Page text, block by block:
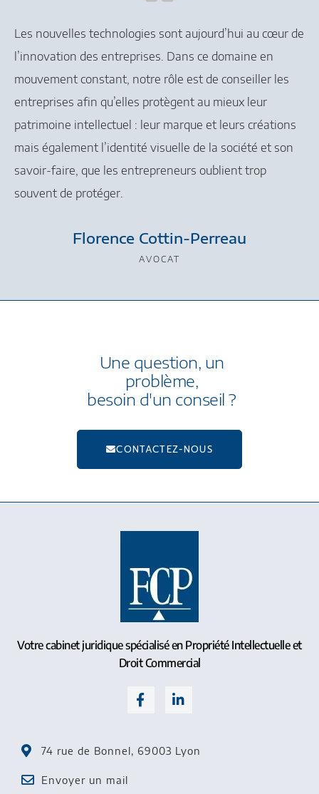
Les nouvelles technologies sont aujourd’hui au cœur de
l’innovation des entreprises. Dans ce domaine en
mouvement constant, notre rôle est de conseiller les
entreprises afin qu’elles protègent au mieux leur
patrimoine intellectuel : leur marque et leurs créations
mais également l’identité visuelle de la société et son
savoir-faire, que les entrepreneurs oublient trop
souvent de protéger.
Florence Cottin-Perreau
AVOCAT
Une question, un
problème,
besoin d'un conseil ?
CONTACTEZ-NOUS
Votre cabinet juridique spécialisé en Propriété Intellectuelle et
Droit Commercial
74 rue de Bonnel, 69003 Lyon
Envoyer un mail